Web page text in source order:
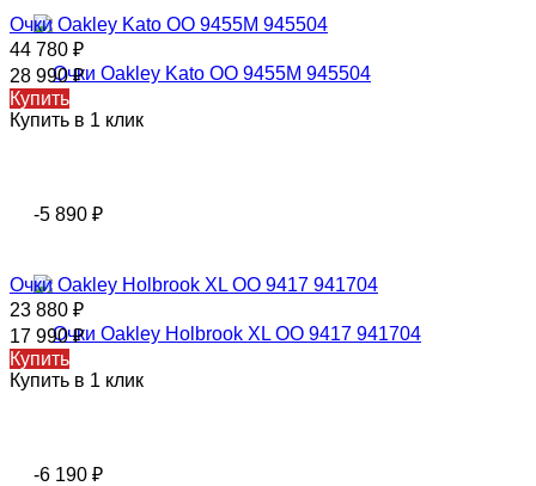
Очки Oakley Kato OO 9455M 945504
44 780 ₽
28 990₽
Купить
Купить в 1 клик
-5 890 ₽
Очки Oakley Holbrook XL OO 9417 941704
23 880 ₽
17 990₽
Купить
Купить в 1 клик
-6 190 ₽